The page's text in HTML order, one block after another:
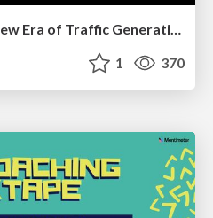
1 370